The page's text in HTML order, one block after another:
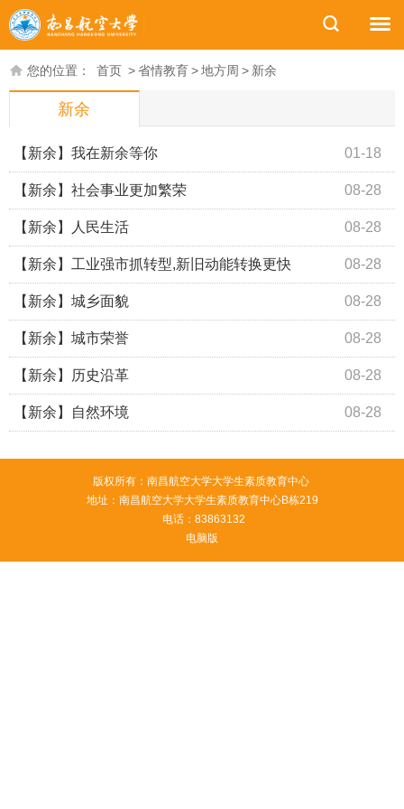
您的位置： 首页 >省情教育>地方周 > 新余
新余
01-18
【新余】我在新余等你
08-28
【新余】社会事业更加繁荣
08-28
【新余】人民生活
08-28
【新余】工业强市抓转型,新旧动能转换更快
08-28
【新余】城乡面貌
08-28
【新余】城市荣誉
08-28
【新余】历史沿革
08-28
【新余】自然环境
版权所有：南昌航空大学大学生素质教育中心
地址：南昌航空大学大学生素质教育中心B栋219
电话：83863132
电脑版